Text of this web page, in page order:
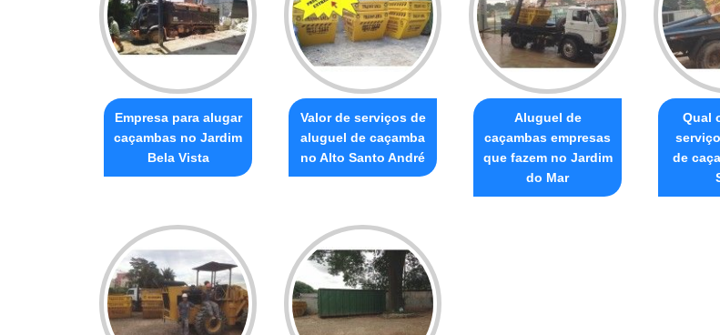
Empresa para alugar
caçambas no Jardim
Bela Vista
Valor de serviços de
aluguel de caçamba
no Alto Santo André
Aluguel de
caçambas empresas
que fazem no Jardim
do Mar
Qual
de